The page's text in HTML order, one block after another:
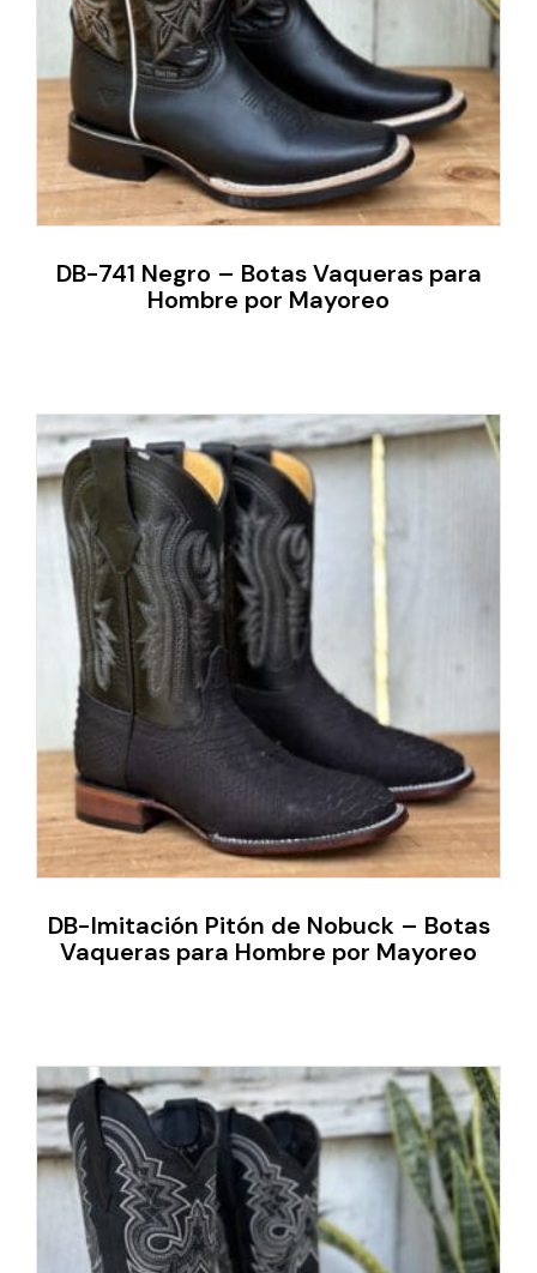
DB-741 Negro – Botas Vaqueras para
Hombre por Mayoreo
DB-Imitación Pitón de Nobuck – Botas
Vaqueras para Hombre por Mayoreo